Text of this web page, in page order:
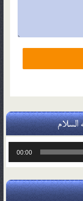
السلام
00:00